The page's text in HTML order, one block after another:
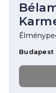
Budapest